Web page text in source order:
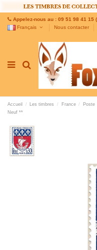
Appelez-nous au : 09 51 98 41 15
Français
Nous contacter
Accueil Les timbres France Poste
Neuf **